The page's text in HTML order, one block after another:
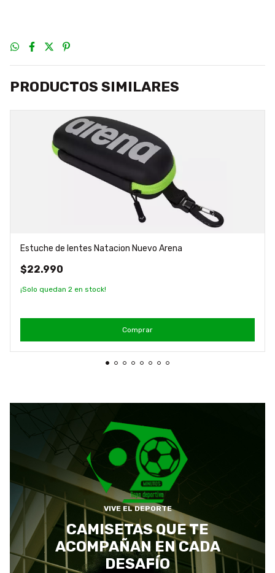
PRODUCTOS SIMILARES
Estuche de lentes Natacion Nuevo Arena
$22.990
¡Solo quedan 2 en stock!
Comprar
VIVE EL DEPORTE
CAMISETAS QUE TE
ACOMPAÑAN EN CADA
DESAFÍO